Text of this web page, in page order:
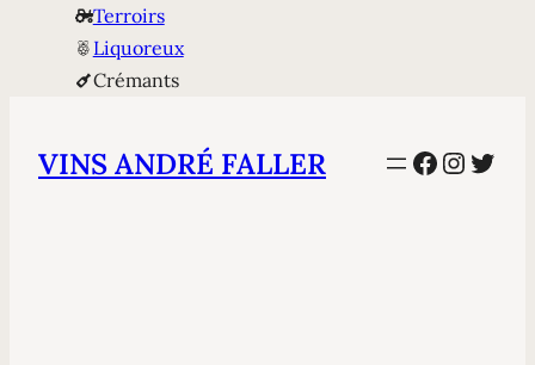
Terroirs
Liquoreux
Crémants
VINS ANDRÉ FALLER Facebook